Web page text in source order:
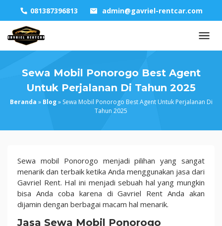
content
081387396813 admin@gavriel-rentcar.com
Sewa Mobil Ponorogo Best Agent
Untuk Perjalanan Di Tahun 2025
Beranda » Blog» Sewa Mobil Ponorogo Best Agent Untuk Perjalanan Di
Tahun 2025
Sewa
Mobil
Ponorogo
Best
Agent
Sewa mobil Ponorogo menjadi pilihan yang sangat
menarik dan terbaik ketika Anda menggunakan jasa dari
Gavriel Rent. Hal ini menjadi sebuah hal yang mungkin
bisa Anda coba karena di Gavriel Rent Anda akan
dijamin dengan berbagai macam hal menarik.
Jasa Sewa Mobil Ponorogo